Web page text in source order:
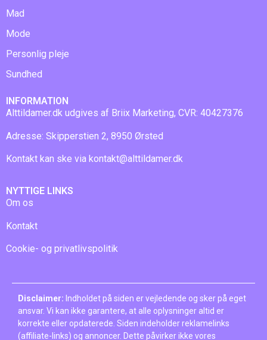
Mad
Mode
Personlig pleje
Sundhed
INFORMATION
Alttildamer.dk udgives af Briix Marketing, CVR: 40427376
Adresse: Skipperstien 2, 8950 Ørsted
Kontakt kan ske via kontakt@alttildamer.dk
NYTTIGE LINKS
Om os
Kontakt
Cookie- og privatlivspolitik
Disclaimer: Indholdet på siden er vejledende og sker på eget
ansvar. Vi kan ikke garantere, at alle oplysninger altid er
korrekte eller opdaterede. Siden indeholder reklamelinks
(affiliate-links) og annoncer. Dette påvirker ikke vores